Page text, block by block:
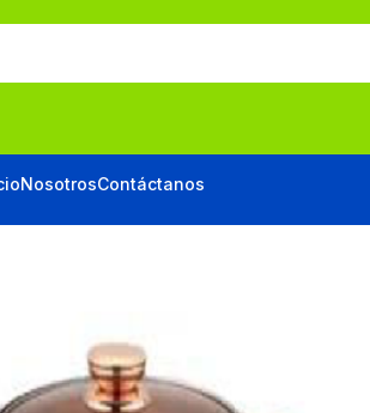
NosotrosContáctanos